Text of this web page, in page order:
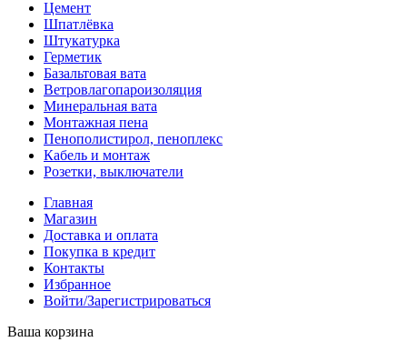
Цемент
Шпатлёвка
Штукатурка
Герметик
Базальтовая вата
Ветровлагопароизоляция
Минеральная вата
Монтажная пена
Пенополистирол, пеноплекс
Кабель и монтаж
Розетки, выключатели
Главная
Магазин
Доставка и оплата
Покупка в кредит
Контакты
Избранное
Войти/Зарегистрироваться
Ваша корзина